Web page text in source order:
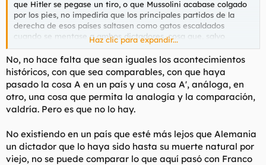
a
que Hitler se pegase un tiro, o que Mussolini acabase colgado
por los pies, no impediría que los principales partidos de la
derecha de esos países saltasen como gatos escaldados
cuando se mentase a ambos dictadores, cosa que, salvo
marginales, no sucede.
Haz clic para expandir...
No, no hace falta que sean iguales los acontecimientos
históricos, con que sea comparables, con que haya
pasado la cosa A en un país y una cosa A', análoga, en
otro, una cosa que permita la analogía y la comparación,
valdría. Pero es que no lo hay.
No existiendo en un país que esté más lejos que Alemania
un dictador que lo haya sido hasta su muerte natural por
viejo, no se puede comparar lo que aquí pasó con Franco